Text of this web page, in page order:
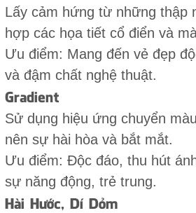
Lấy cảm hứng từ những thập
hợp các họa tiết cổ điển và
Ưu điểm: Mang đến vẻ đẹp
và đậm chất nghệ thuật.
Gradient
Sử dụng hiệu ứng chuyển
nên sự hài hòa và bắt mắt.
Ưu điểm: Độc đáo, thu hút
sự năng động, trẻ trung.
Hài Hước, Dí Dỏm